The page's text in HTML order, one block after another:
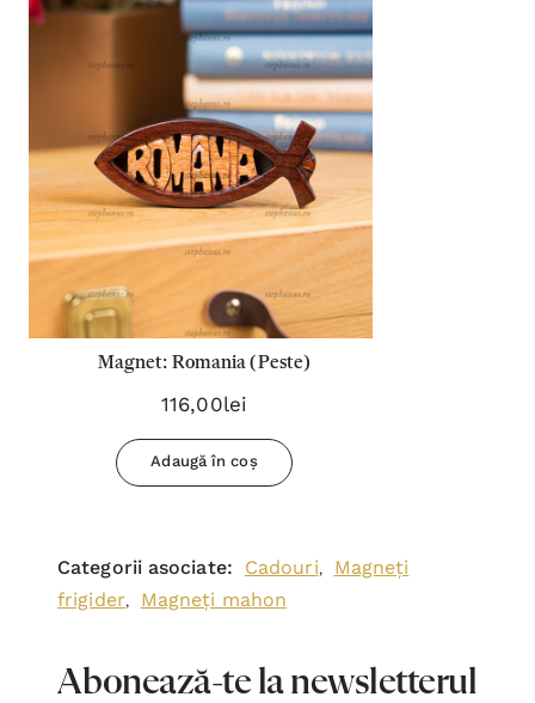
Magnet: Romania (Peste)
116,00lei
Adaugă în coș
Categorii asociate: Cadouri,
Magneți
frigider, Magneți mahon
Abonează-te la newsletterul